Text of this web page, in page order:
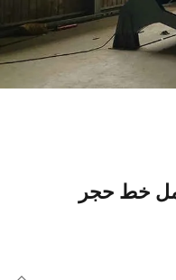
خط حجر